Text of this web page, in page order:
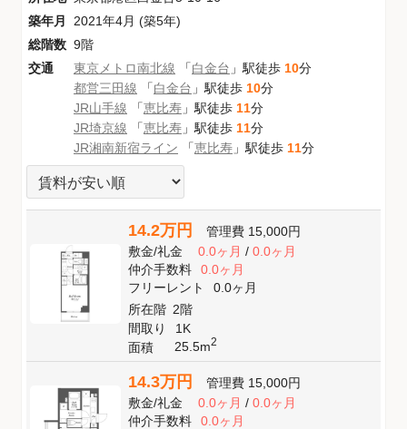
築年月
2021年4月 (築5年)
総階数 9階
交通
東京メトロ南北線 「白金台 」駅徒歩 10分
都営三田線 「白金台 」駅徒歩 10分
JR山手線 「恵比寿 」駅徒歩 11分
JR埼京線 「恵比寿 」駅徒歩 11分
JR湘南新宿ライン 「恵比寿 」駅徒歩 11分
14.2万円 管理費 15,000円
敷金/礼金 0.0ヶ月/ 0.0ヶ月
仲介手数料
0.0ヶ月
フリーレント
0.0ヶ月
所在階 2階
間取り
1K
面積
25.5m2
14.3万円 管理費 15,000円
敷金/礼金 0.0ヶ月/ 0.0ヶ月
仲介手数料
0.0ヶ月